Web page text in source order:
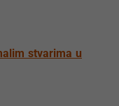
stvarima u